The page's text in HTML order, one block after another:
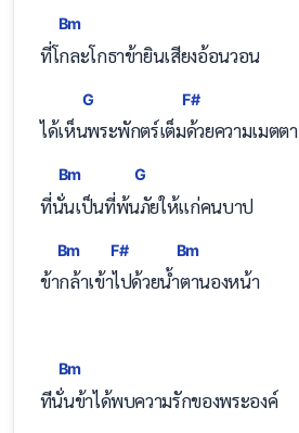
ที่
Bm
โกละโกธาข้ายินเสียงอ้อนวอน
ได้เห็
G
นพระพักตร์เต็
F#
มด้วยความเมตตา
ที่
Bm
นั่นเป็นที่พ้
G
นภัยให้แก่คนบาป
ข้
Bm
ากล้าเ
F#
ข้าไปด้วย
Bm
น้ำตานองหน้า
ที
Bm
่นั่นข้าได้พบความรักของพระองค์